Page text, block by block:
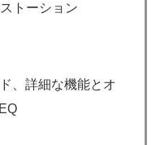
トーション
、詳細な機能とオ